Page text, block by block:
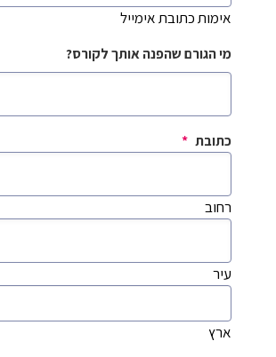
אימות כתובת אימייל
מי הגורם שהפנה אותך לקורס?
כתובת *
רחוב
עיר
ארץ